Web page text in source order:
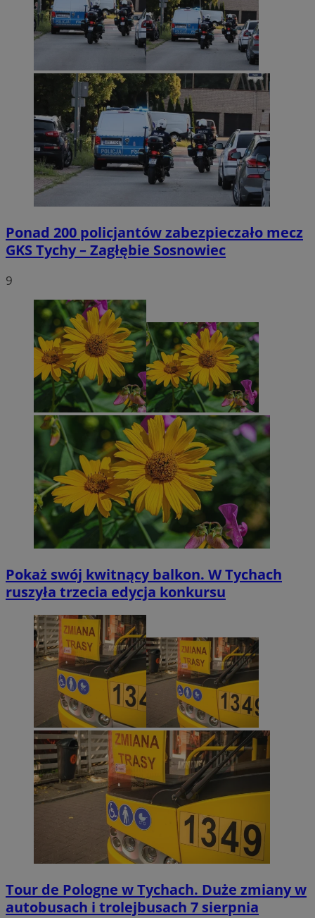
Ponad 200 policjantów zabezpieczało mecz
GKS Tychy – Zagłębie Sosnowiec
9
Pokaż swój kwitnący balkon. W Tychach
ruszyła trzecia edycja konkursu
Tour de Pologne w Tychach. Duże zmiany w
autobusach i trolejbusach 7 sierpnia